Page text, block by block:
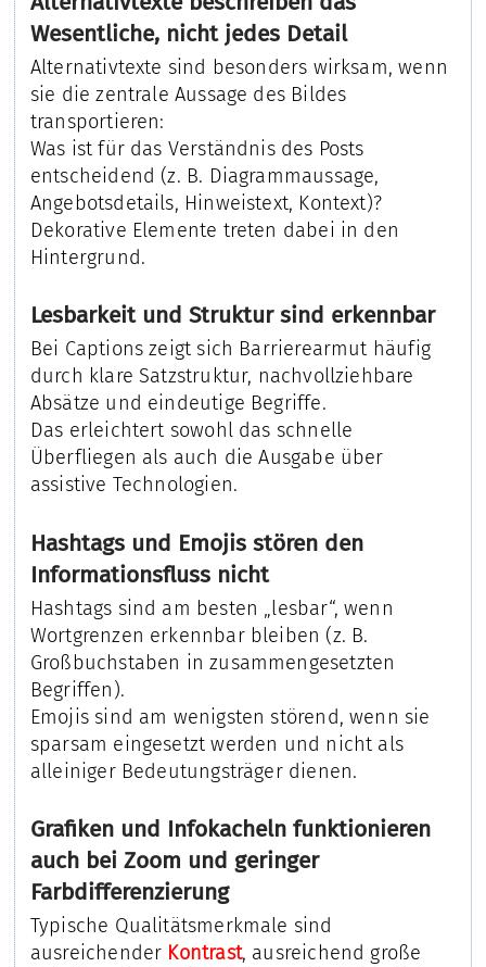
Wesentliche, nicht jedes Detail
Alternativtexte sind besonders wirksam, wenn
sie die zentrale Aussage des Bildes
transportieren:
Was ist für das Verständnis des Posts
entscheidend (z. B. Diagrammaussage,
Angebotsdetails, Hinweistext, Kontext)?
Dekorative Elemente treten dabei in den
Hintergrund.
Lesbarkeit und Struktur sind erkennbar
Bei Captions zeigt sich Barrierearmut häufig
durch klare Satzstruktur, nachvollziehbare
Absätze und eindeutige Begriffe.
Das erleichtert sowohl das schnelle
Überfliegen als auch die Ausgabe über
assistive Technologien.
Hashtags und Emojis stören den
Informationsfluss nicht
Hashtags sind am besten „lesbar“, wenn
Wortgrenzen erkennbar bleiben (z. B.
Großbuchstaben in zusammengesetzten
Begriffen).
Emojis sind am wenigsten störend, wenn sie
sparsam eingesetzt werden und nicht als
alleiniger Bedeutungsträger dienen.
Grafiken und Infokacheln funktionieren
auch bei Zoom und geringer
Farbdifferenzierung
Typische Qualitätsmerkmale sind
ausreichender Kontrast, ausreichend große